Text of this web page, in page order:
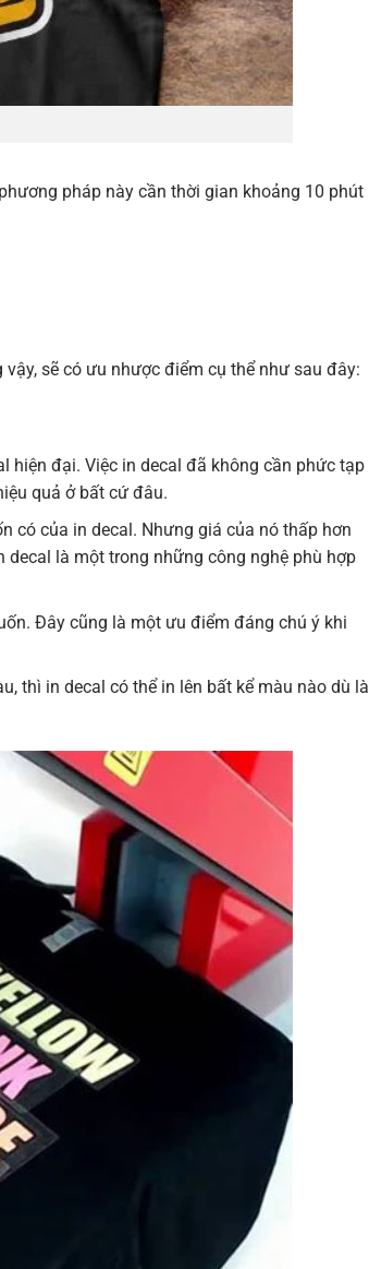
pháp này cần thời gian khoảng 10 phút
sẽ có ưu nhược điểm cụ thể như sau đây:
hiện đại. Việc in decal đã không cần phức tạp
quả ở bất cứ đâu.
có của in decal. Nhưng giá của nó thấp hơn
là một trong những công nghệ phù hợp
Đây cũng là một ưu điểm đáng chú ý khi
thì in decal có thể in lên bất kể màu nào dù là